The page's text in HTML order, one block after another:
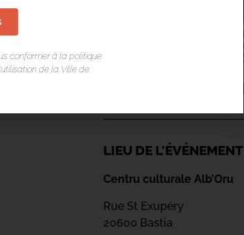
LIEU DE L'ÉVÉNEMENT
Centru culturale Alb’Oru
Rue St Exupéry
20600 Bastia
conformer à la politique
de la Ville de